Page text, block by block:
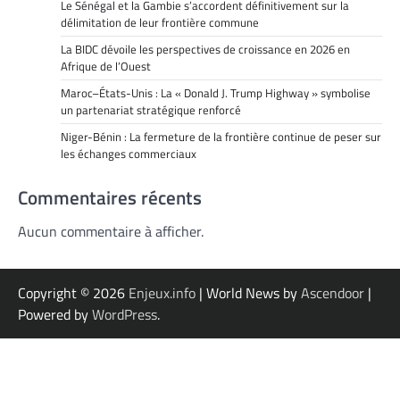
Le Sénégal et la Gambie s’accordent définitivement sur la
délimitation de leur frontière commune
La BIDC dévoile les perspectives de croissance en 2026 en
Afrique de l’Ouest
Maroc–États-Unis : La « Donald J. Trump Highway » symbolise
un partenariat stratégique renforcé
Niger-Bénin : La fermeture de la frontière continue de peser sur
les échanges commerciaux
Commentaires récents
Aucun commentaire à afficher.
Copyright © 2026 Enjeux.info | World News byAscendoor |
Powered byWordPress.